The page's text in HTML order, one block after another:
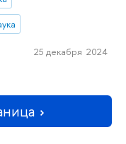
25 декабря 2024